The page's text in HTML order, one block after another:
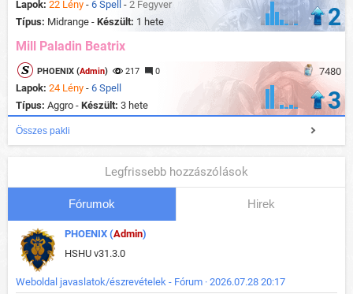
Lapok: 22 Lény - 6 Spell - 2 Fegyver
Típus: Midrange - Készült: 1 hete 2
Mill Paladin Beatrix
7480
PHOENIX (Admin) 217 0
Lapok: 24 Lény - 6 Spell
Típus: Aggro - Készült: 3 hete 3
Összes pakli
Legfrissebb hozzászólások
Fórumok Hirek
PHOENIX (Admin)
HSHU v31.3.0
Weboldal javaslatok/észrevételek - Fórum · 2026.07.28 20:17